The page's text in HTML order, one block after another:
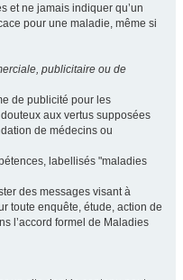
et ne jamais indiquer qu’un
pour une maladie, même si
publicitaire ou de
de publicité pour les
aux vertus supposées
de médecins ou
labellisés "maladies
des messages visant à
toute enquête, étude, action de
l’accord formel de Maladies